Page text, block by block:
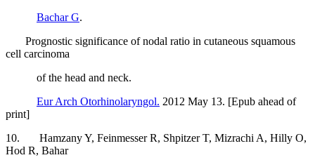
Bachar G.
Prognostic significance of nodal ratio in cutaneous squamous
cell carcinoma
of the head and neck.
Eur Arch Otorhinolaryngol. 2012 May 13. [Epub ahead of
print]
10. Hamzany Y, Feinmesser R, Shpitzer T, Mizrachi A, Hilly O,
Hod R, Bahar